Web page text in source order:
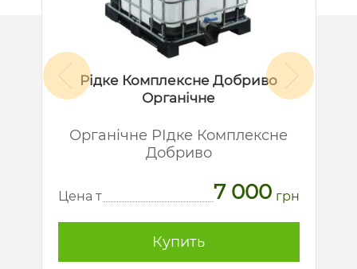
Рідке Комплексне Добриво
Органічне
Органічне РІдке Комплексне
Добриво
Цена т 7 000 грн
Купить